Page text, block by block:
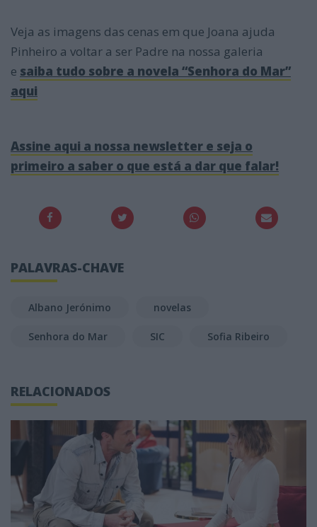
Veja as imagens das cenas em que Joana ajuda
Pinheiro a voltar a ser Padre na nossa galeria
e saiba tudo sobre a novela “Senhora do Mar”
aqui
Assine aqui a nossa newsletter e seja o
primeiro a saber o que está a dar que falar!
PALAVRAS-CHAVE
Albano Jerónimo novelas
Senhora do Mar SIC Sofia Ribeiro
RELACIONADOS